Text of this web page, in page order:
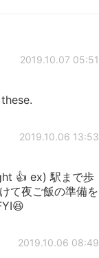
2019.10.07 05:51
2019.10.06 13:53
👍 ex) 駅まで歩
て夜ご飯の準備を
2019.10.06 08:49